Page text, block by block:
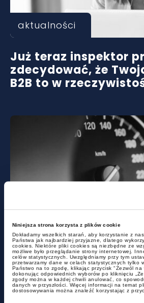
Niniejsza strona korzysta z plików cookie
Dokładamy wszelkich starań, aby korzystanie z
Państwa jak najbardziej przyjazne, dlatego
cookies. Niektóre pliki cookies są niezbędne ze
możliwe było przeglądanie strony internetowej.
celów statystycznych. Uwzględniamy przy tym
przetwarzamy dane w celach statystycznych tylko
Państwo na to zgodę, klikając przycisk "Zezwól
dokonując odpowiednich wyborów po kliknięciu
zgody można w każdej chwili anulować, co
danych w przyszłości. Więcej informacji na temat
dostosowywania można znaleźć korzystając z
aktualności
Już teraz inspektor
zdecydować, że
B2B to w
aktualności
Czy miasto może być
podatnikiem akcyzy?